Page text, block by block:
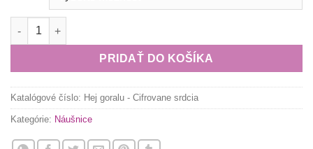
množstvo Hej Goraľu | Cifrované srdcia (12 farieb)
PRIDAŤ DO KOŠÍKA
Katalógové číslo: Hej goralu - Cifrovane srdcia
Kategórie: Náušnice